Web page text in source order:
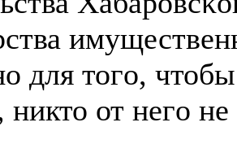
для тогο,
никто от негο